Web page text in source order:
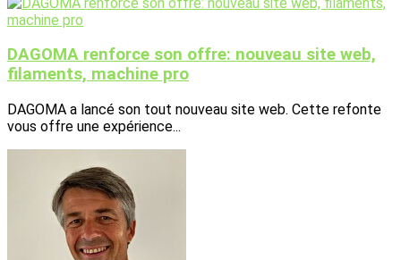
DAGOMA renforce son offre: nouveau site web,
filaments, machine pro
DAGOMA a lancé son tout nouveau site web. Cette refonte
vous offre une expérience...